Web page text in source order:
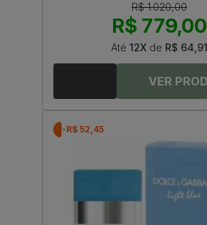
R$ 1.020,00
R$ 779,00
Até 12X de R$ 64,91
-R$ 52,45